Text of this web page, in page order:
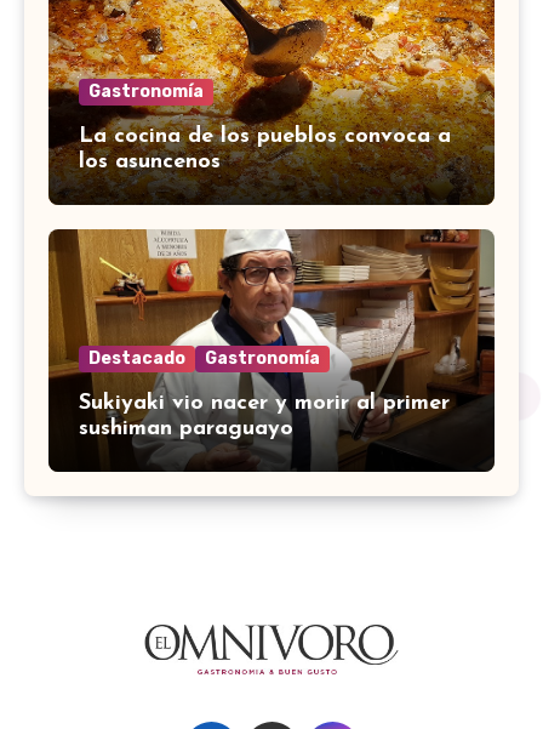
Gastronomía
La cocina de los pueblos convoca a
los asuncenos
Destacado Gastronomía
Sukiyaki vio nacer y morir al primer
sushiman paraguayo